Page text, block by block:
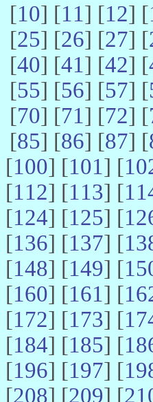
[10] [11] [12] [
[25] [26] [27] [
[40] [41] [42] [
[55] [56] [57] [
[70] [71] [72] [
[85] [86] [87] [
[100] [101] [
[112] [113] [
[124] [125] [
[136] [137] [
[148] [149] [
[160] [161] [
[172] [173] [
[184] [185] [
[196] [197] [
[208] [209] [